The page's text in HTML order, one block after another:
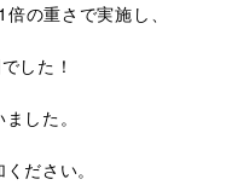
の重さで実施し、
した！
した。
ださい。